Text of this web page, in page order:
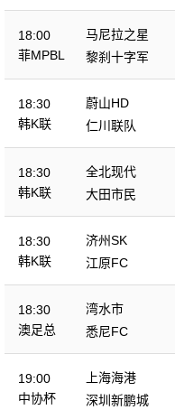
18:00
菲MPBL
马尼拉之星
黎刹十字军
18:30
韩K联
蔚山HD
仁川联队
18:30
韩K联
全北现代
大田市民
18:30
韩K联
济州SK
江原FC
18:30
澳足总
湾水市
悉尼FC
19:00
中协杯
上海海港
深圳新鹏城